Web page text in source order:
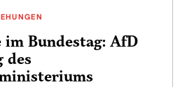
Bundestag: AfD
des